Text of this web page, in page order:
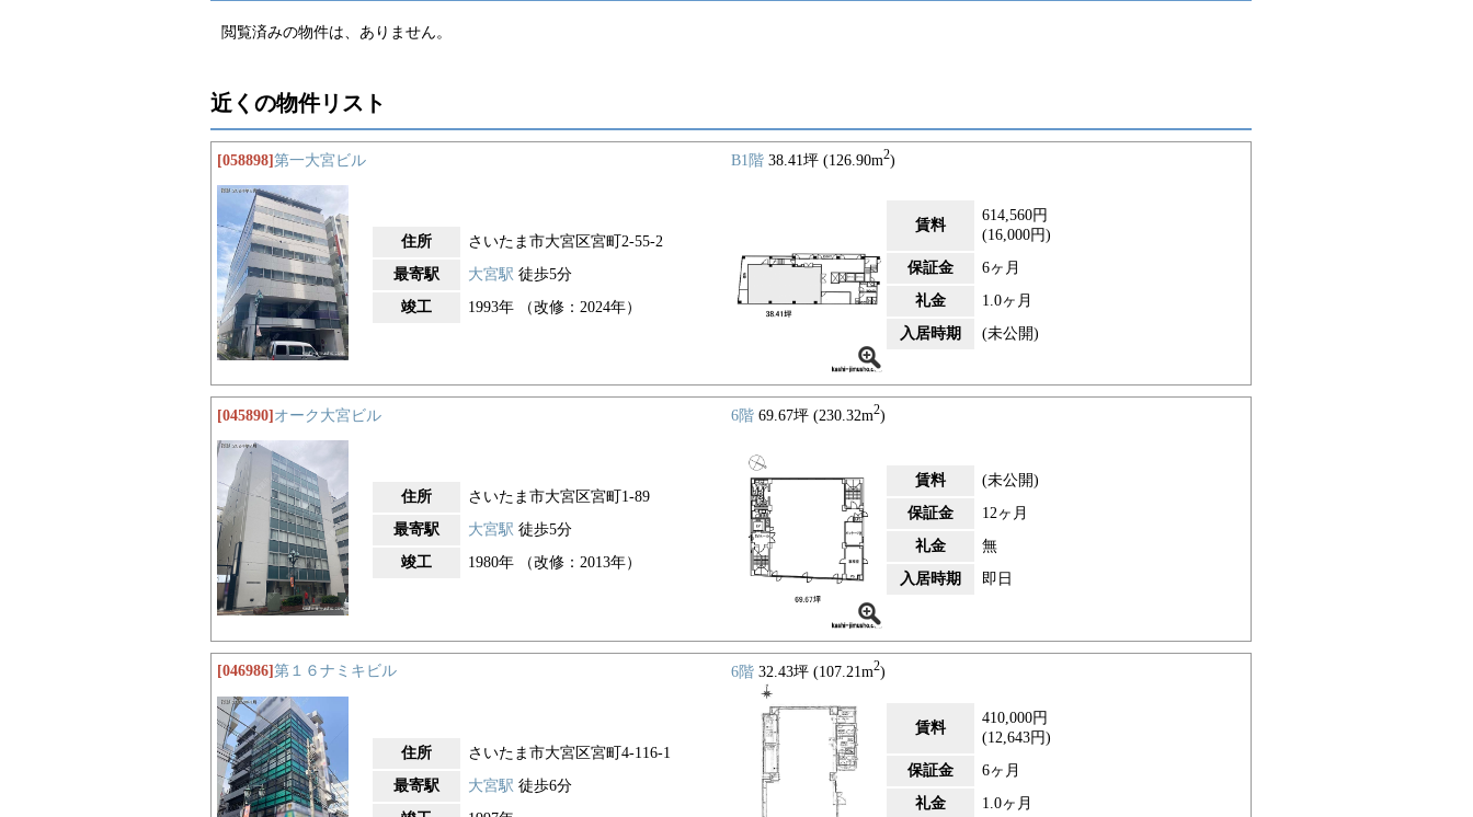
閲覧済みの物件は、ありません。
近くの物件リスト
[058898]第一大宮ビル B1階 38.41坪 (126.90m2)
住所
さいたま市大宮区宮町2-55-2
最寄駅
大宮駅 徒歩5分
竣工
1993年 （改修：2024年）
賃料
614,560円
(16,000円)
保証金
6ヶ月
礼金
1.0ヶ月
入居時期
(未公開)
[045890] オーク大宮ビル 6階 69.67坪 (230.32m2)
住所
さいたま市大宮区宮町1-89
最寄駅
大宮駅 徒歩5分
竣工
1980年 （改修：2013年）
賃料
(未公開)
保証金
12ヶ月
礼金
無
入居時期
即日
[046986] 第１６ナミキビル 6階 32.43坪 (107.21m2)
住所
さいたま市大宮区宮町4-116-1
最寄駅
大宮駅 徒歩6分
賃料
410,000円
(12,643円)
保証金
6ヶ月
礼金
1.0ヶ月